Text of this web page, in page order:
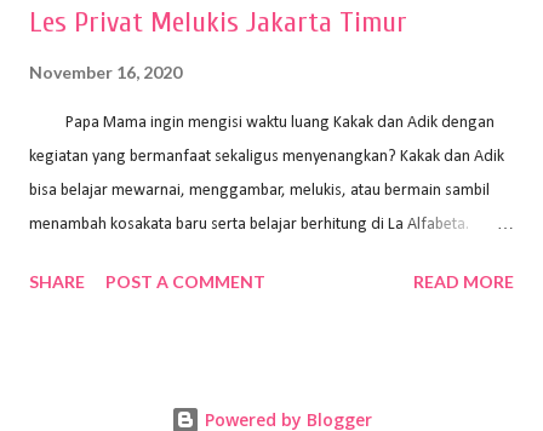
Les Privat Melukis Jakarta Timur
November 16, 2020
Papa Mama ingin mengisi waktu luang Kakak dan Adik dengan
kegiatan yang bermanfaat sekaligus menyenangkan? Kakak dan Adik
bisa belajar mewarnai, menggambar, melukis, atau bermain sambil
menambah kosakata baru serta belajar berhitung di La Alfabeta.
kok untuk mengajar dengan metode yang fun, La Alfabeta
SHARE POST A COMMENT READ MORE
Powered by Blogger